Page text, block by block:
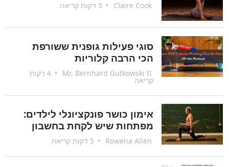
Claire Cook
•
סוגי פעילות גופנית ששורפת
הכי הרבה קלוריות
Mr. Bernhard Gutkowski II
• 4 דקות
קריאה
אימון כושר פונקציונלי לילדים:
מפתחות שיש לקחת בחשבון
Rowena Allen
•